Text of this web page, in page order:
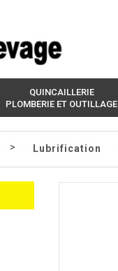
QUINCAILLERIE
PLOMBERIE ET OUTILLAGE
> Lubrification